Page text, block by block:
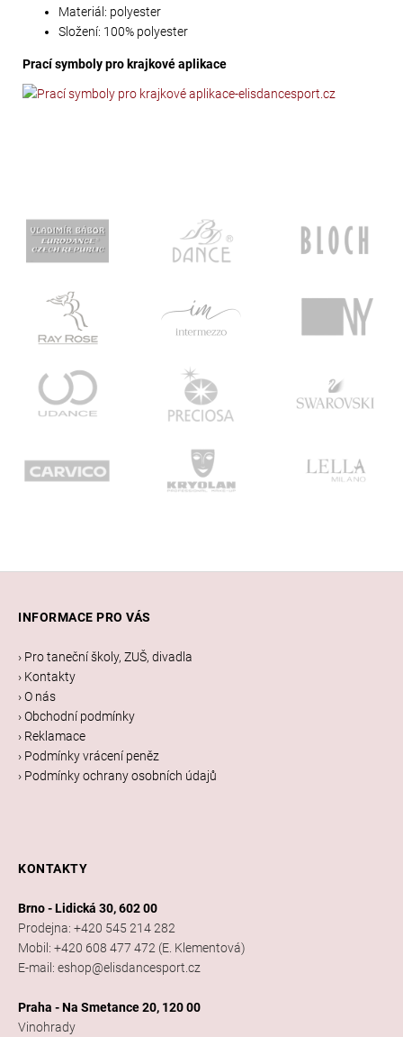
Materiál: polyester
Složení: 100% polyester
Prací symboly pro krajkové aplikace
INFORMACE PRO VÁS
› Pro taneční školy, ZUŠ, divadla
› Kontakty
› O nás
› Obchodní podmínky
› Reklamace
› Podmínky vrácení peněz
› Podmínky ochrany osobních údajů
KONTAKTY
Brno - Lidická 30, 602 00
Prodejna: +420 545 214 282
Mobil: +420 608 477 472 (E. Klementová)
E-mail: eshop@elisdancesport.cz
Praha - Na Smetance 20, 120 00
Vinohrady